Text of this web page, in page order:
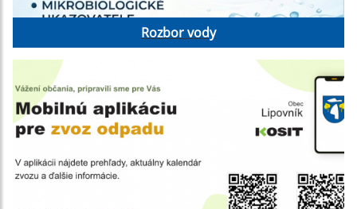
Rozbor vody